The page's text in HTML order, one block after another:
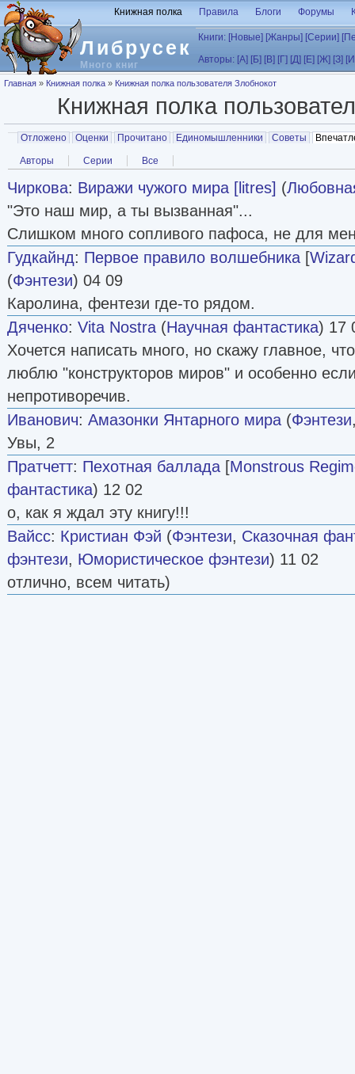
Перейти к основному содержанию
Либрусек
Много книг
Книжная полка Правила Блоги Форумы
Книги: [Новые] [Жанры] [Серии]
Авторы: [А] [Б] [В] [Г] [Д] [Е] [Ж] [З]
Вы здесь
Главная » Книжная полка » Книжная полка пользователя Злобнокот
Книжная полка
Главные вкладки
Отложено Оценки Прочитано Единомышленники Советы
Вторичные вкладки
Авторы Серии Все
Чиркова: Виражи чужого мира [litres] (
"Это наш мир, а ты вызванная"...
Слишком много сопливого пафоса, не для
Гудкайнд: Первое правило волшебника [
(Фэнтези) 04 09
Каролина, фентези где-то рядом.
Дяченко: Vita Nostra (Научная фантастика) 17
Хочется написать много, но скажу главное,
люблю "конструкторов миров" и особенно
непротиворечив.
Иванович: Амазонки Янтарного мира (Фэнтези
Увы, 2
Пратчетт: Пехотная баллада [Monstrous
фантастика) 12 02
о, как я ждал эту книгу!!!
Вайсс: Кристиан Фэй (Фэнтези, Сказочная
фэнтези, Юмористическое фэнтези) 11 02
отлично, всем читать)